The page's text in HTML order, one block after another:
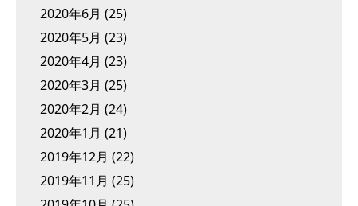
2020年6月 (25)
2020年5月 (23)
2020年4月 (23)
2020年3月 (25)
2020年2月 (24)
2020年1月 (21)
2019年12月 (22)
2019年11月 (25)